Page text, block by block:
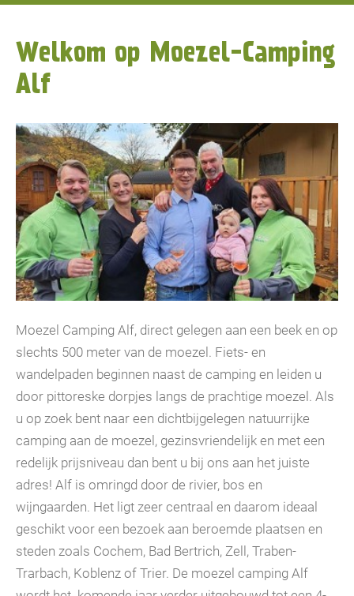
Welkom op Moezel-Camping
Alf
Moezel Camping Alf, direct gelegen aan een beek en op
slechts 500 meter van de moezel. Fiets- en
wandelpaden beginnen naast de camping en leiden u
door pittoreske dorpjes langs de prachtige moezel. Als
u op zoek bent naar een dichtbijgelegen natuurrijke
camping aan de moezel, gezinsvriendelijk en met een
redelijk prijsniveau dan bent u bij ons aan het juiste
adres! Alf is omringd door de rivier, bos en
wijngaarden. Het ligt zeer centraal en daarom ideaal
geschikt voor een bezoek aan beroemde plaatsen en
steden zoals Cochem, Bad Bertrich, Zell, Traben-
Trarbach, Koblenz of Trier. De moezel camping Alf